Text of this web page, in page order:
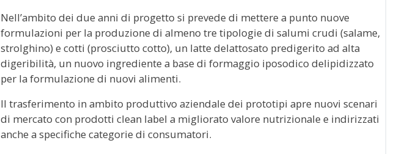
Nell’ambito dei due anni di progetto si prevede di mettere a punto nuove
formulazioni per la produzione di almeno tre tipologie di salumi crudi (salame,
strolghino) e cotti (prosciutto cotto), un latte delattosato predigerito ad alta
digeribilità, un nuovo ingrediente a base di formaggio iposodico delipidizzato
per la formulazione di nuovi alimenti.
Il trasferimento in ambito produttivo aziendale dei prototipi apre nuovi scenari
di mercato con prodotti clean label a migliorato valore nutrizionale e indirizzati
anche a specifiche categorie di consumatori.